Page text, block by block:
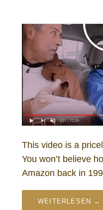
This video is a
You won’t believe
Amazon back in
WEITERLESEN →